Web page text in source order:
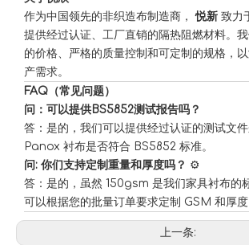
作为中国领先的非织造布制造商，悦新 致力
提供经过认证、工厂直销的隔热阻燃材料。
的价格、严格的质量控制和可定制的规格，
产需求。
FAQ（常见问题）
问：可以提供BS5852测试报告吗？
答：是的，我们可以提供经过认证的测试文
Panox 衬布是否符合 BS5852 标准。
问: 你们支持定制重量和厚度吗？ ⚙️
答：是的，虽然 150gsm 是我们家具衬布的
可以根据您的批量订单要求定制 GSM 和厚度
上一条:
为什么吸油垫对于溢出控制很重要？
了解如何选择和使用吸油垫进行工业泄漏控制